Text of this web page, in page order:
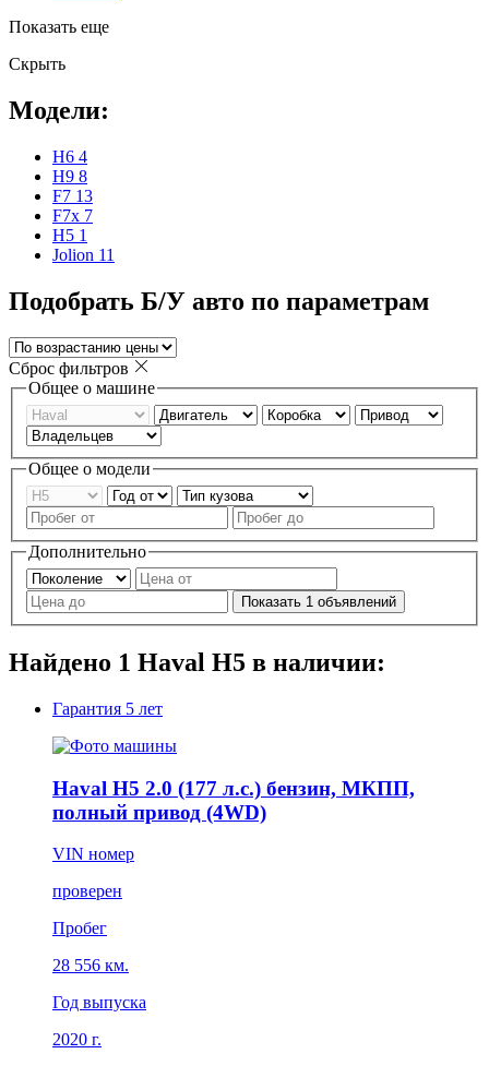
Показать еще
Скрыть
Модели:
H6 4
H9 8
F7 13
F7x 7
H5 1
Jolion 11
Подобрать Б/У авто по параметрам
Сброс фильтров
Общее о машине
Общее о модели
Дополнительно
Показать 1 объявлений
Найдено 1 Haval H5 в наличии:
Гарантия 5 лет
Haval H5 2.0 (177 л.с.) бензин, МКПП,
полный привод (4WD)
VIN номер
проверен
Пробег
28 556 км.
Год выпуска
2020 г.